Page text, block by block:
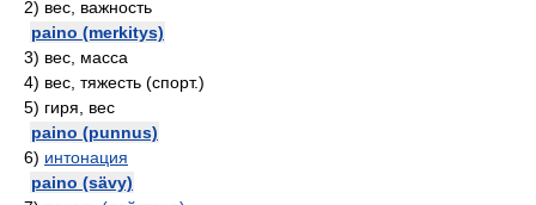
2) вес, важность
paino (merkitys)
3) вес, масса
4) вес, тяжесть (спорт.)
5) гиря, вес
paino (punnus)
6) интонация
paino (sävy)